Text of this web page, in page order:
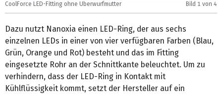
CoolForce LED-Fitting ohne Überwurfmutter Bild 1 von 4
Dazu nutzt Nanoxia einen LED-Ring, der aus sechs
einzelnen LEDs in einer von vier verfügbaren Farben (Blau,
Grün, Orange und Rot) besteht und das im Fitting
eingesetzte Rohr an der Schnittkante beleuchtet. Um zu
verhindern, dass der LED-Ring in Kontakt mit
Kühlflüssigkeit kommt, setzt der Hersteller auf ein